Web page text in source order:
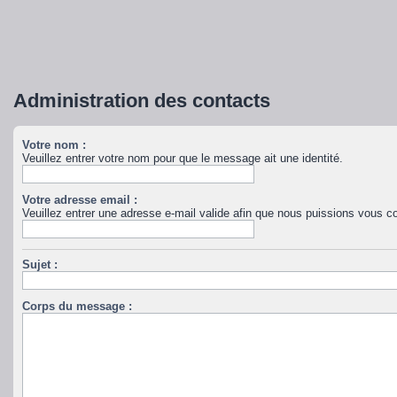
Administration des contacts
Votre nom :
Veuillez entrer votre nom pour que le message ait une identité.
Votre adresse email :
Veuillez entrer une adresse e-mail valide afin que nous puissions vous
Sujet :
Corps du message :